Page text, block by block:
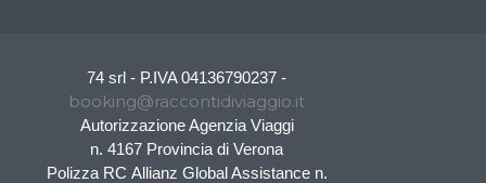
74 srl - P.IVA 04136790237 -
booking@raccontidiviaggio.it
Autorizzazione Agenzia Viaggi
n. 4167 Provincia di Verona
Polizza RC Allianz Global Assistance n.